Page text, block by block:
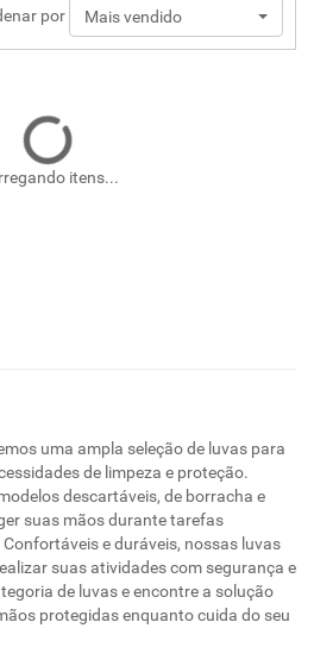
por Mais vendido
itens...
uma ampla seleção de luvas para
de limpeza e proteção.
descartáveis, de borracha e
suas mãos durante tarefas
e duráveis, nossas luvas
suas atividades com segurança e
de luvas e encontre a solução
protegidas enquanto cuida do seu